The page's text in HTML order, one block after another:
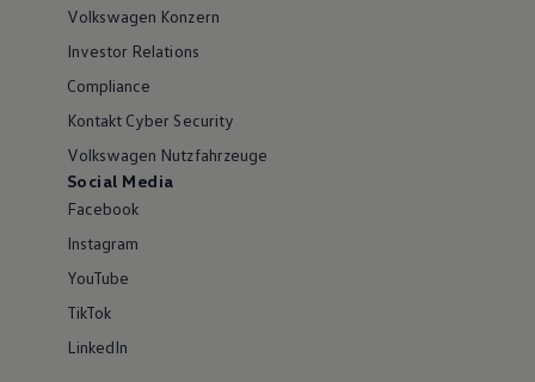
Volkswagen Konzern
Investor Relations
Compliance
Kontakt Cyber Security
Volkswagen Nutzfahrzeuge
Social Media
Facebook
Instagram
YouTube
TikTok
LinkedIn